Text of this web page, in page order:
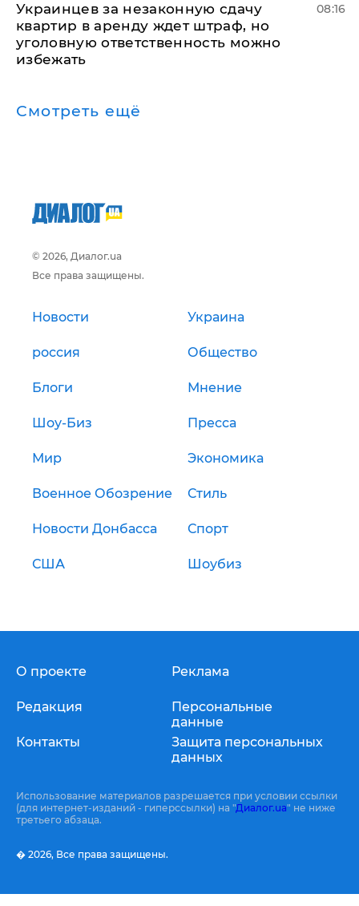
Украинцев за незаконную сдачу
квартир в аренду ждет штраф, но
уголовную ответственность можно
избежать
08:16
Смотреть ещё
© 2026, Диалог.ua
Все права защищены.
Новости Украина
россия Общество
Блоги Мнение
Шоу-Биз Пресса
Мир Экономика
Военное Обозрение Стиль
Новости Донбасса Спорт
США Шоубиз
О проекте
Редакция
Контакты
Реклама
Персональные
данные
Защита персональных
данных
Использование материалов разрешается при условии ссылки
(для интернет-изданий - гиперссылки) на "Диалог.ua" не ниже
третьего абзаца.
� 2026, Все права защищены.